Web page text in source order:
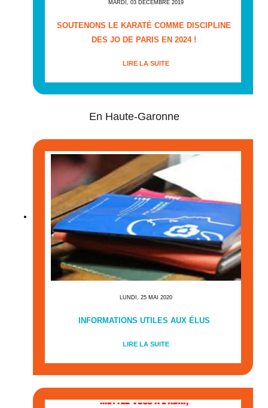
MARDI, 03 DÉCEMBRE 2019
SOUTENONS LE KARATÉ COMME DISCIPLINE
DES JO DE PARIS EN 2024 !
LIRE LA SUITE
En Haute-Garonne
LUNDI, 25 MAI 2020
INFORMATIONS UTILES AUX ÉLUS
LIRE LA SUITE